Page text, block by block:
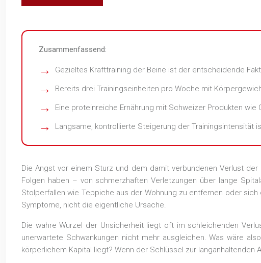
Zusammenfassend:
Gezieltes Krafttraining der Beine ist der entscheidende
Bereits drei Trainingseinheiten pro Woche mit
Eine proteinreiche Ernährung mit Schweizer Produkten
Langsame, kontrollierte Steigerung der Trainingsintensität
Die Angst vor einem Sturz und dem damit verbundenen Verlust
Folgen haben – von schmerzhaften Verletzungen über lange
Stolperfallen wie Teppiche aus der Wohnung zu entfernen oder
Symptome, nicht die eigentliche Ursache.
Die wahre Wurzel der Unsicherheit liegt oft im schleichenden
unerwartete Schwankungen nicht mehr ausgleichen. Was wäre
körperlichem Kapital liegt? Wenn der Schlüssel zur